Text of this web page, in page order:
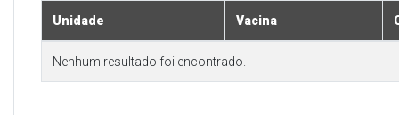
Unidade Vacina
Nenhum resultado foi encontrado.